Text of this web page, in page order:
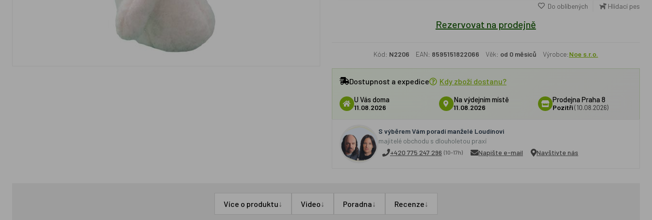
Do oblíbených Hlídací pes
Rezervovat na prodejně
Kód: N2206 EAN: 8595151822066 Věk: od 0 měsíců Výrobce:Noe s.r.o.
Dostupnost a expedice Kdy zboží dostanu?
U Vás doma
11.08.2026
Na výdejním místě
11.08.2026
Prodejna Praha 8
Pozítří(10.08.2026)
S výběrem Vám poradí manželé Loudínovi
majitelé obchodu s dlouholetou praxí
+420 775 247 296 (10-17h) Napište e-mail Navštivte nás
Více o produktu↓ Video↓ Poradna↓ Recenze↓